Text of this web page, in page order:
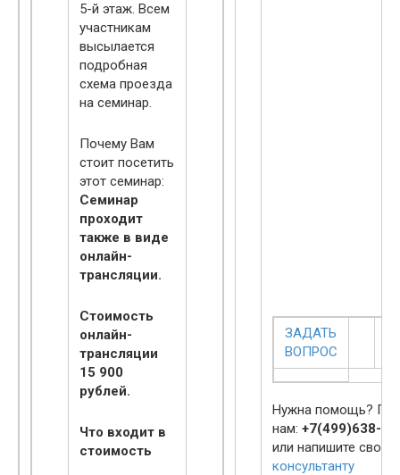
5-й этаж. Всем
участникам
высылается
подробная
схема проезда
на семинар.
Почему Вам
стоит посетить
этот семинар:
Семинар
проходит
также в виде
онлайн-
трансляции.
Стоимость
онлайн-
трансляции
15 900
рублей.
Что входит в
стоимость
ЗАДАТЬ
ВОПРОС
Нужна помощь?
нам: +7(499)638-
или напишите свой
консультанту